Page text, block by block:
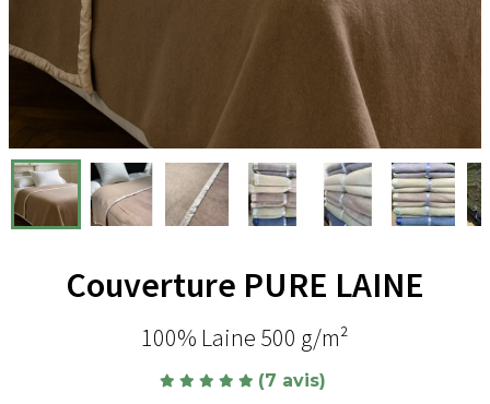
Couverture PURE LAINE
100% Laine 500 g/m²
(7 avis)